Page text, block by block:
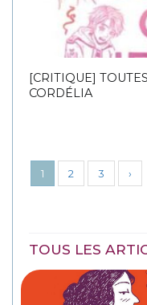
[CRITIQUE]
CORDÉLIA
1 2 3 ›
TOUS LES